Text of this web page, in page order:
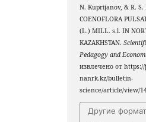
N. Kuprijanov, & R. S.
COENOFLORA
(L.) MILL. s.l. IN
KAZAKHSTAN.
Pedagogy and
извлечено от
nanrk.kz/bulletin-
science/article/view/
Другие